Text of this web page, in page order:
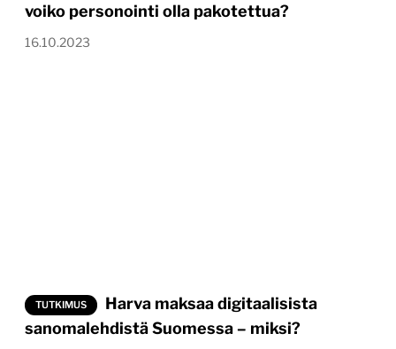
voiko personointi olla pakotettua?
16.10.2023
TUTKIMUS
Harva maksaa digitaalisista
sanomalehdistä Suomessa – miksi?